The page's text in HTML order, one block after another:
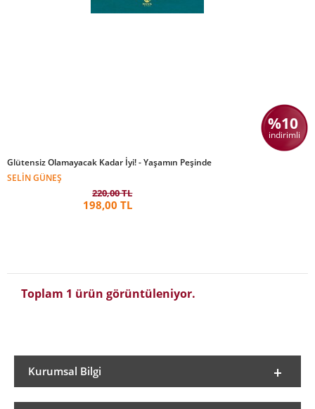
%10
indirimli
Glütensiz Olamayacak Kadar İyi! - Yaşamın Peşinde
SELIN GÜNEŞ
220,00 TL
198,00 TL
Toplam 1 ürün görüntüleniyor.
Kurumsal Bilgi